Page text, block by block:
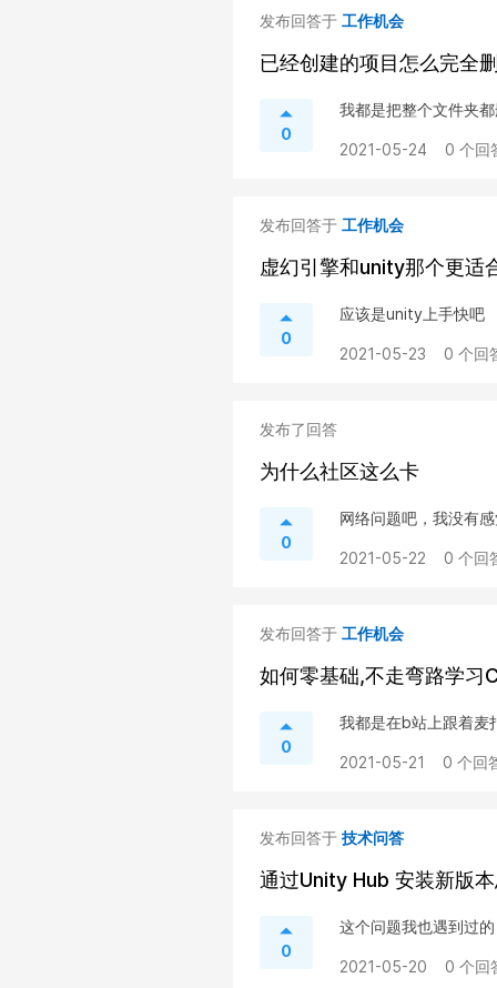
发布回答于 工作机会
已经创建的项目怎么完全
0
我都是把整个文件夹
2021-05-24 0 个回
发布回答于 工作机会
虚幻引擎和unity那个更适
0
应该是unity上手快吧
2021-05-23 0 个回
发布了回答
为什么社区这么卡
0
网络问题吧，我没有
2021-05-22 0 个回
发布回答于 工作机会
如何零基础,不走弯路学习
0
我都是在b站上跟着麦
2021-05-21 0 个回
发布回答于 技术问答
通过Unity Hub 安装新版
0
这个问题我也遇到过
2021-05-20 0 个回